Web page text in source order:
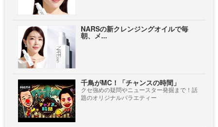
NARSの新クレンジングオイルで毎
朝、メ...
千鳥がMC！「チャンスの時間」
クセ強めの疑問やニュースター発掘まで！話
題のオリジナルバラエティー